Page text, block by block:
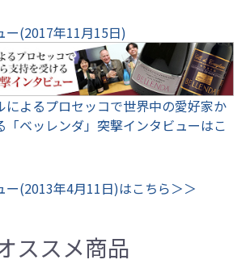
ー(2017年11月15日)
によるプロセッコで世界中の愛好家か
「ベッレンダ」突撃インタビューはこ
ー(2013年4月11日)はこちら＞＞
ススメ商品